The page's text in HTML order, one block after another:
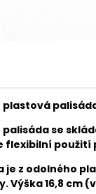
se
flexibilní
je z odolného
Výška 16,8